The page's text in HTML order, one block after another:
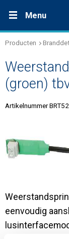
Menu
Oplossingen
Producten
Service &
Kennis
Werken bij
Producten
(groen)
Artikelnummer
eenvoudig